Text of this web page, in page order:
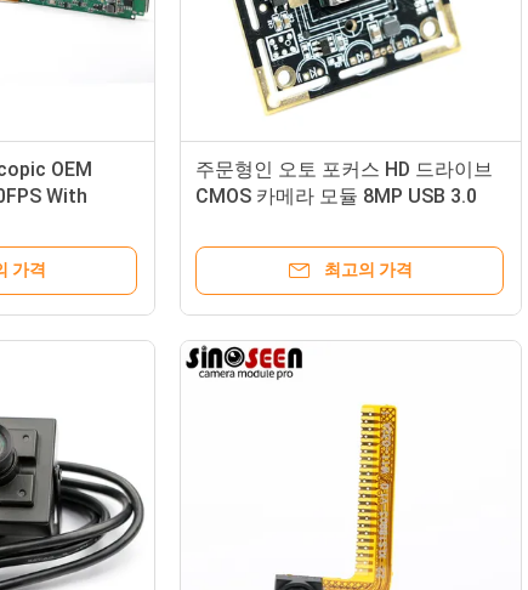
OEM
With
가격
주문형인 오토 포커스 HD 드라이브
CMOS 카메라 모듈 8MP USB 3.0
최고의 가격